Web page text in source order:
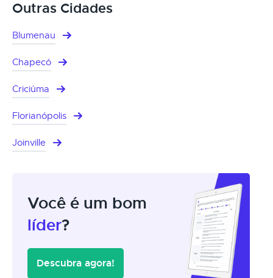
Outras Cidades
Blumenau
Chapecó
Criciúma
Florianópolis
Joinville
Você é um bom
líder?
Descubra agora!